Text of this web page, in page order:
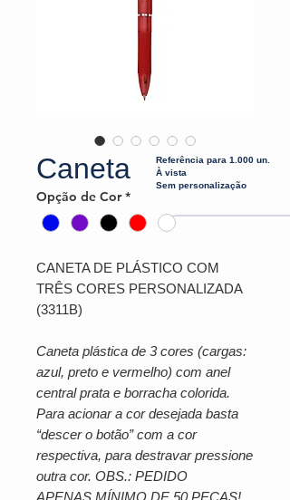
Caneta
Opção de Cor *
CANETA DE PLÁSTICO COM
TRÊS CORES PERSONALIZADA
(3311B)
Caneta plástica de 3 cores (cargas:
azul, preto e vermelho) com anel
central prata e borracha colorida.
Para acionar a cor desejada basta
“descer o botão” com a cor
respectiva, para destravar pressione
outra cor. OBS.: PEDIDO
Referência para 1.000 un.
À vista
Sem personalização